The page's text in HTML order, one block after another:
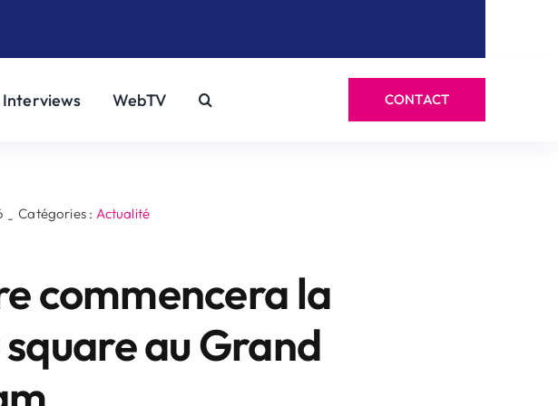
Interviews WebTV CONTACT
- Catégories : Actualité
commencera la
au Grand